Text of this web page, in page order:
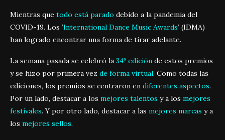
Mientras que todo está parado debido a la pandemia del
COVID-19. Los ‘International Dance Music Awards‘ (IDMA)
han logrado encontrar una forma de tirar adelante.
La semana pasada se celebró la 34ª edición de estos premios
y se hizo por primera vez de forma virtual. Como todas las
ediciones, los premios se centraron en diferentes aspectos.
Por un lado, destacar a los mejores talentos y a los mejores
festivales. Y por otro lado, destacar a las mejores marcas y a
los mejores sellos.